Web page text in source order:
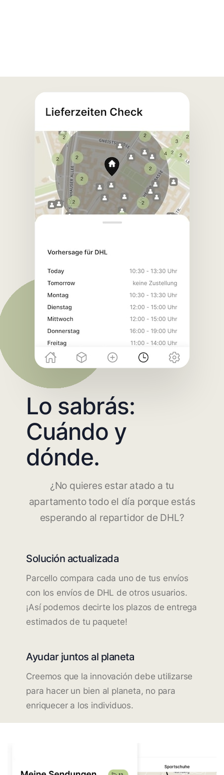
Lo sabrás:
Cuándo y
dónde.
¿No quieres estar atado a tu
apartamento todo el día porque estás
esperando al repartidor de DHL?
Solución actualizada
Parcello compara cada uno de tus envíos
con los envíos de DHL de otros usuarios.
¡Así podemos decirte los plazos de entrega
estimados de tu paquete!
Ayudar juntos al planeta
Creemos que la innovación debe utilizarse
para hacer un bien al planeta, no para
enriquecer a los individuos.